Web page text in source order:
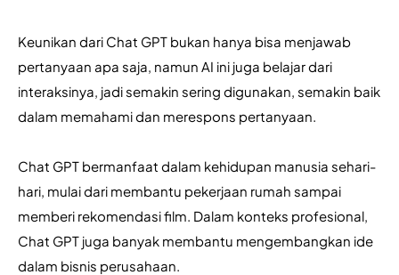
Keunikan dari Chat GPT bukan hanya bisa menjawab
pertanyaan apa saja, namun AI ini juga belajar dari
interaksinya, jadi semakin sering digunakan, semakin baik
dalam memahami dan merespons pertanyaan.
Chat GPT bermanfaat dalam kehidupan manusia sehari-
hari, mulai dari membantu pekerjaan rumah sampai
memberi rekomendasi film. Dalam konteks profesional,
Chat GPT juga banyak membantu mengembangkan ide
dalam bisnis perusahaan.